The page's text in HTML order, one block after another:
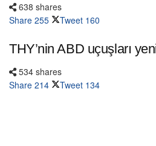
638 shares
Share 255 Tweet 160
THY’nin ABD uçuşları
534 shares
Share 214 Tweet 134